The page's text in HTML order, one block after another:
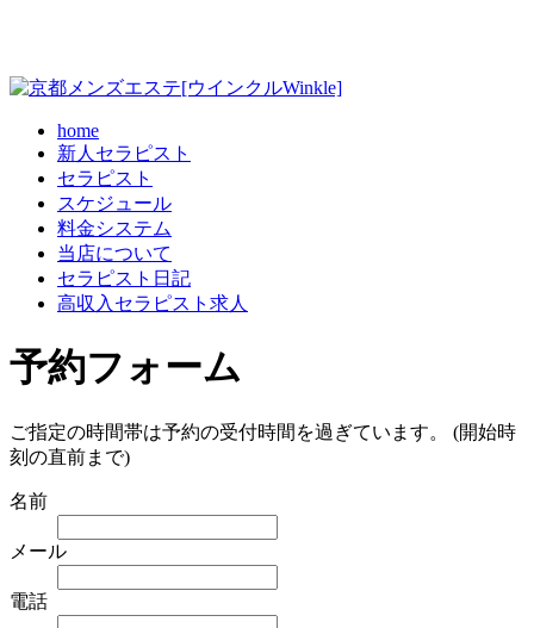
home
新人セラピスト
セラピスト
スケジュール
料金システム
当店について
セラピスト日記
高収入セラピスト求人
予約フォーム
ご指定の時間帯は予約の受付時間を過ぎています。 (開始時
刻の直前まで)
名前
メール
電話